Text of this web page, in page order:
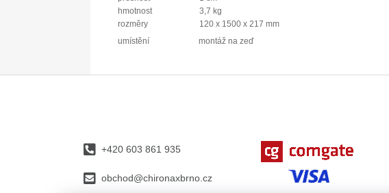
hmotnost 3,7 kg
rozměry 120 x 1500 x 217 mm
umístění montáž na zeď
+420 603 861 935
obchod@chironaxbrno.cz